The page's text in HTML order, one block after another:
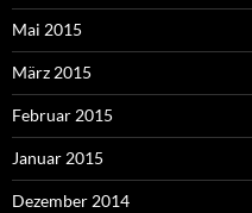
Mai 2015
März 2015
Februar 2015
Januar 2015
Dezember 2014